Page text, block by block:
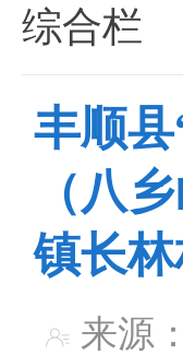
综合栏
丰顺
（八
镇长
来